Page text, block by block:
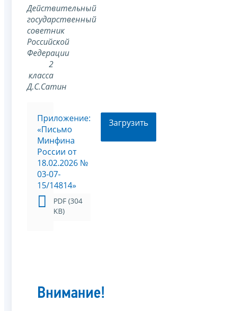
Действительный
государственный
советник
Российской
Федерации
2
класса
Д.С.Сатин
Приложение:
«Письмо
Минфина
России от
18.02.2026 №
03-07-
15/14814»
PDF (304
KB)
Загрузить
Внимание!